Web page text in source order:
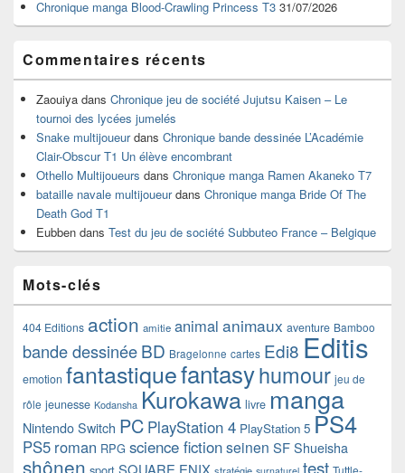
Chronique manga Blood-Crawling Princess T3 31/07/2026
Commentaires récents
Zaouiya dans Chronique jeu de société Jujutsu Kaisen – Le
tournoi des lycées jumelés
Snake multijoueurdans Chronique bande dessinée L’Académie
Clair-Obscur T1 Un élève encombrant
Othello Multijoueurs dans Chronique manga Ramen Akaneko T7
bataille navale multijoueurdans Chronique manga Bride Of The
Death God T1
Eubben dans Test du jeu de société Subbuteo France – Belgique
Mots-clés
404 Editions action amitie animal animaux aventure Bamboo
bande dessinéeBD Bragelonne cartes Edi8 Editis
emotion fantastiquefantasyhumour jeu de
rôle jeunesse Kodansha Kurokawa livre manga
Nintendo Switch PC PlayStation 4 PlayStation 5 PS4
PS5 roman RPG science fictionseinen SF Shueisha
shônen SQUARE ENIX stratégie test Tuttle-